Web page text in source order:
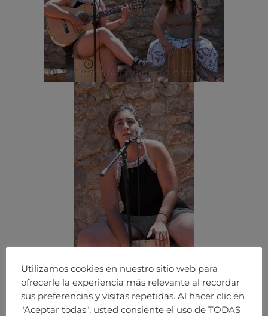
Utilizamos cookies en nuestro sitio web para
ofrecerle la experiencia más relevante al recordar
sus preferencias y visitas repetidas. Al hacer clic en
"Aceptar todas", usted consiente el uso de TODAS